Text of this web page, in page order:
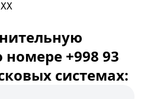
+998 93
системах: